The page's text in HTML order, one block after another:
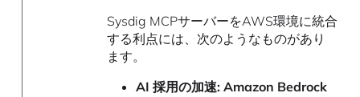
Sysdig MCPサーバーをAWS環境に統合
する利点には、次のようなものがあり
ます。
AI 採用の加速: Amazon Bedrock